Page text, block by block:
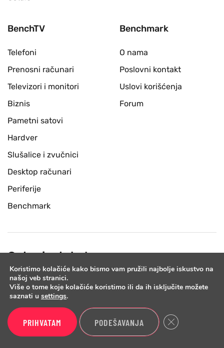
BenchTV
Telefoni
Prenosni računari
Televizori i monitori
Biznis
Pametni satovi
Hardver
Slušalice i zvučnici
Desktop računari
Periferije
Benchmark
Benchmark
O nama
Poslovni kontakt
Uslovi korišćenja
Forum
Ostani u toku!
Prijavi se na newsletter listu i jednom nedeljno cemo ti
poslati email sa najnovijim testovima i vestima iz sveta
Koristimo kolačiće kako bismo vam pružili najbolje iskustvo na
našoj veb stranici.
Više o tome koje kolačiće koristimo ili da ih isključite možete
saznati u settings.
PRIHVATAM PODEŠAVANJA Close GDPR